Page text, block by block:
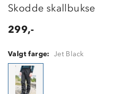
Skodde skallbukse
299,-
Valgt farge: Jet Black